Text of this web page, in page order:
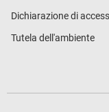
Dichiarazione di
Tutela dell'ambiente